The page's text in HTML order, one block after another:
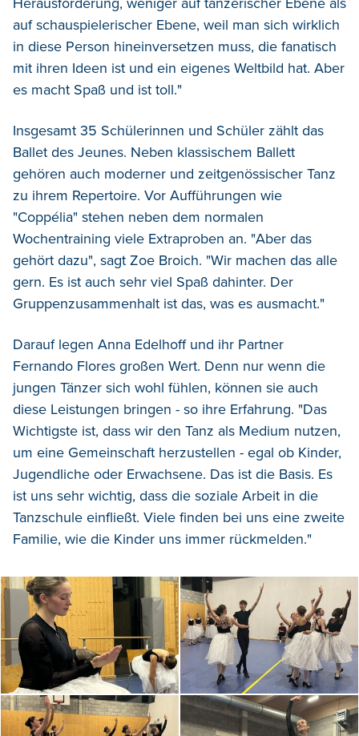
Herausforderung, weniger auf tänzerischer Ebene als
auf schauspielerischer Ebene, weil man sich wirklich
in diese Person hineinversetzen muss, die fanatisch
mit ihren Ideen ist und ein eigenes Weltbild hat. Aber
es macht Spaß und ist toll."
Insgesamt 35 Schülerinnen und Schüler zählt das
Ballet des Jeunes. Neben klassischem Ballett
gehören auch moderner und zeitgenössischer Tanz
zu ihrem Repertoire. Vor Aufführungen wie
"Coppélia" stehen neben dem normalen
Wochentraining viele Extraproben an. "Aber das
gehört dazu", sagt Zoe Broich. "Wir machen das alle
gern. Es ist auch sehr viel Spaß dahinter. Der
Gruppenzusammenhalt ist das, was es ausmacht."
Darauf legen Anna Edelhoff und ihr Partner
Fernando Flores großen Wert. Denn nur wenn die
jungen Tänzer sich wohl fühlen, können sie auch
diese Leistungen bringen - so ihre Erfahrung. "Das
Wichtigste ist, dass wir den Tanz als Medium nutzen,
um eine Gemeinschaft herzustellen - egal ob Kinder,
Jugendliche oder Erwachsene. Das ist die Basis. Es
ist uns sehr wichtig, dass die soziale Arbeit in die
Tanzschule einfließt. Viele finden bei uns eine zweite
Familie, wie die Kinder uns immer rückmelden."